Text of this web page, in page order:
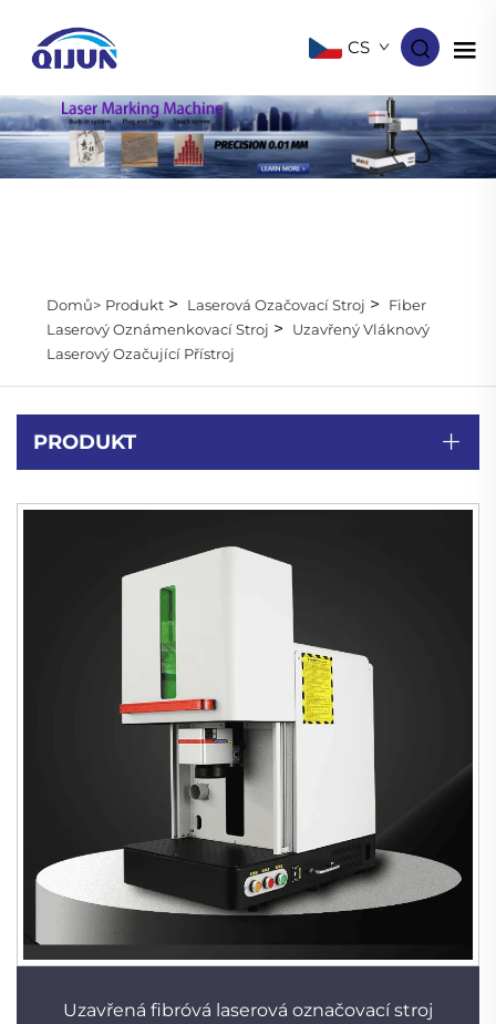
CS
Domů> Produkt> Laserová Ozačovací Stroj >
Fiber
Laserový Oznámenkovací Stroj >
Uzavřený Vláknový
Laserový Ozačující Přístroj
PRODUKT
Uzavřená fibróvá laserová označovací stroj